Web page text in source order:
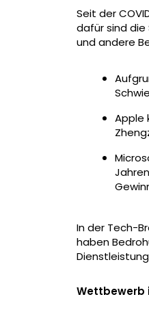
Seit der
dafür sind die
und andere
Apple
In der Tech-
haben
Wettbewerb